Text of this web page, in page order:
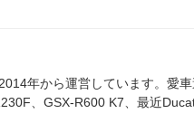
年から運営しています。愛
、GSX-R600 K7、最近